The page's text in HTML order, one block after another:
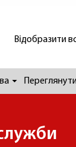
Відобразити